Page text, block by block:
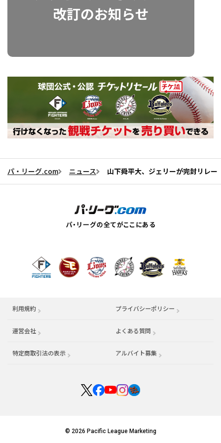
パ・リーグ.com ニュース 山下舜平大、ジェリーが完封リレ
利用規約 プライバシーポリシー
運営会社 （別ウィンドウで開く） よくある質問
特定商取引法の表示 アルバイト募集 （別ウィンドウで開く
© 2026 Pacific League Marketing